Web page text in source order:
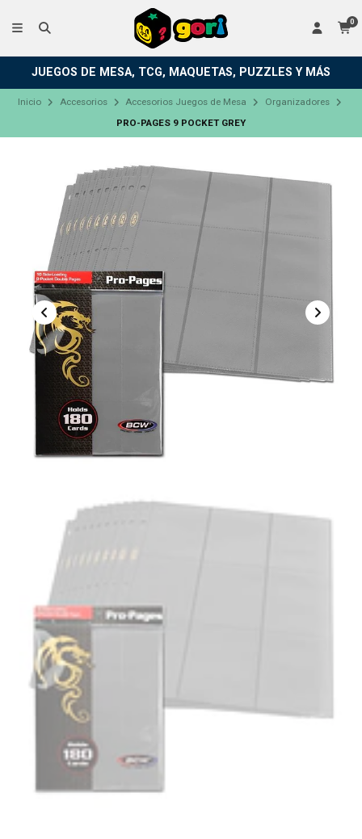
0
JUEGOS DE MESA, TCG, MAQUETAS, PUZZLES Y MÁS
Inicio Accesorios Accesorios Juegos de Mesa
Organizadores
PRO-PAGES 9 POCKET GREY